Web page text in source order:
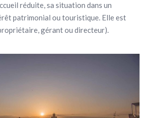
réduite, sa situation dans un
patrimonial ou touristique. Elle est
gérant ou directeur).